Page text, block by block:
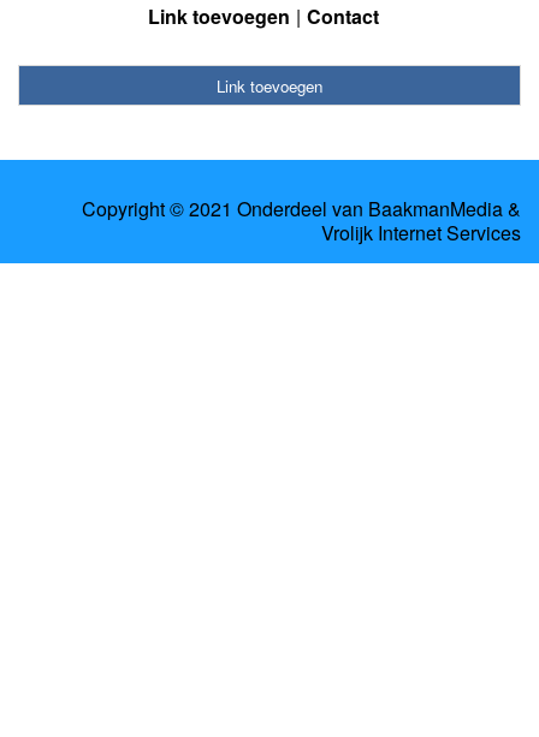
Link toevoegen Contact
Link toevoegen
Copyright © 2021 Onderdeel van BaakmanMedia&
Vrolijk Internet Services